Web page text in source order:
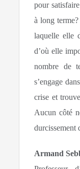
pour
à long
laquelle elle
d’où elle
nombre de
s’engage
crise et
Aucun côté
durcissement
Armand